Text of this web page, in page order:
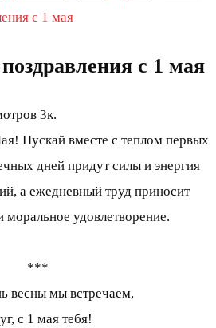
с 1 мая
с 1 мая
3к.
Пускай вместе с теплом первых
дней придут силы и энергия
а ежедневный труд приносит
моральное удовлетворение.
***
весны мы встречаем,
с 1 мая тебя!